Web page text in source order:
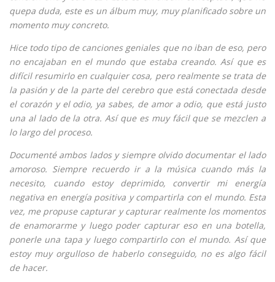
quepa duda, este es un álbum muy, muy planificado sobre un
momento muy concreto.
Hice todo tipo de canciones geniales que no iban de eso, pero
no encajaban en el mundo que estaba creando. Así que es
difícil resumirlo en cualquier cosa, pero realmente se trata de
la pasión y de la parte del cerebro que está conectada desde
el corazón y el odio, ya sabes, de amor a odio, que está justo
una al lado de la otra. Así que es muy fácil que se mezclen a
lo largo del proceso.
Documenté ambos lados y siempre olvido documentar el lado
amoroso. Siempre recuerdo ir a la música cuando más la
necesito, cuando estoy deprimido, convertir mi energía
negativa en energía positiva y compartirla con el mundo. Esta
vez, me propuse capturar y capturar realmente los momentos
de enamorarme y luego poder capturar eso en una botella,
ponerle una tapa y luego compartirlo con el mundo. Así que
estoy muy orgulloso de haberlo conseguido, no es algo fácil
de hacer.